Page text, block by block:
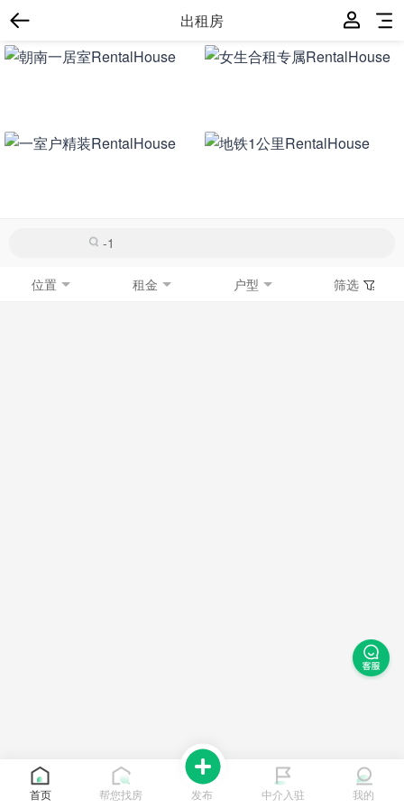
出租房
位置 租金 户型 筛选
首页 帮您找房 发布 中介入驻 我的